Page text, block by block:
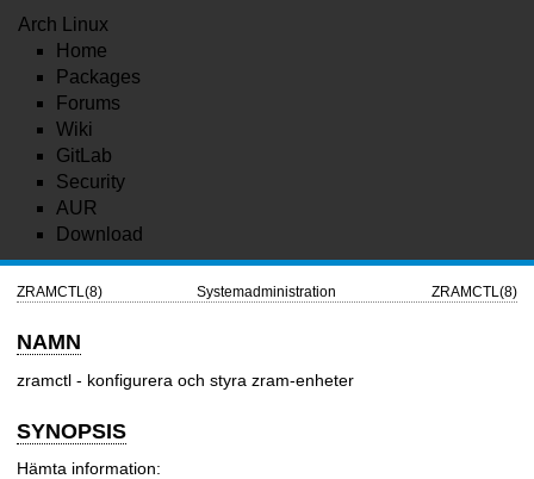
Arch Linux
Home
Packages
Forums
Wiki
GitLab
Security
AUR
Download
ZRAMCTL(8) Systemadministration ZRAMCTL(8)
NAMN
zramctl - konfigurera och styra zram-enheter
SYNOPSIS
Hämta information: